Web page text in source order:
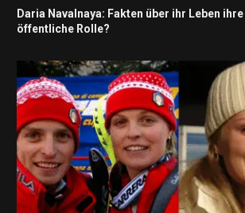
Daria Navalnaya: Fakten über ihr Leben
öffentliche Rolle?